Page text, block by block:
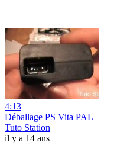
4:13
Déballage PS Vita PAL
Tuto Station
il y a 14 ans